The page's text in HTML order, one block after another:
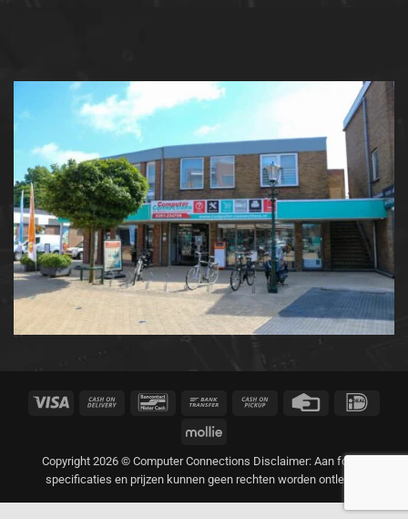
Visa
Cash
Bancontact Bank
Cash
Credit
Mollie
Copyright 2026 © Computer Connections Disclaimer: Aan foto's,
specificaties en prijzen kunnen geen rechten worden ontleend